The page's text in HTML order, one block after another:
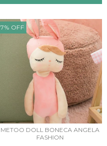
7% OFF
METOO DOLL BONECA ANGELA
FASHION